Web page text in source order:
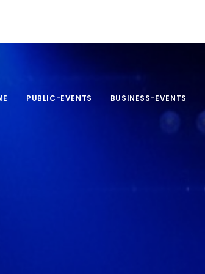
PUBLIC-EVENTS BUSINESS-EVENTS